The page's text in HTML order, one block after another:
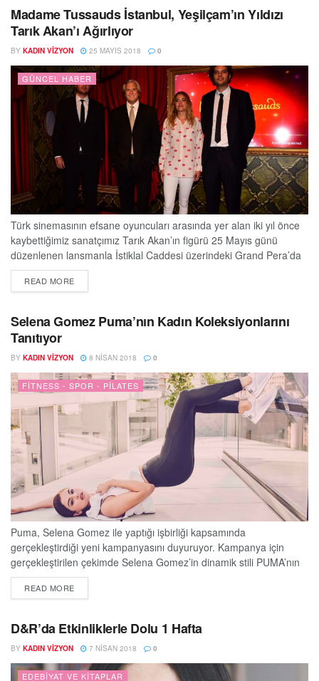
medyasında çok...
Madame Tussauds İstanbul, Yeşilçam’ın Yıldızı
Tarık Akan’ı Ağırlıyor
BY KADIN VIZYON 25 MAYIS 2018 0
GÜNCEL HABER
Türk sinemasının efsane oyuncuları arasında yer alan iki yıl önce
kaybettiğimiz sanatçımız Tarık Akan’ın figürü 25 Mayıs günü
düzenlenen lansmanla İstiklal Caddesi üzerindeki Grand Pera’da
bulunan Madame Tussauds İstanbul’daki yerini aldı. Sanatçının
çocukları Barış Üregül, Özgür Üregül ve Özlem Üregül’ün
sahne oldu. Tarık Akan’ın hayattayken yakın dostu olan oyuncu...
READ MOREDETAILS
Selena Gomez Puma’nın Kadın Koleksiyonlarını
Tanıtıyor
BY KADIN VIZYON 8 NISAN 2018 0
FITNESS - SPOR - PILATES
Puma, Selena Gomez ile yaptığı işbirliği kapsamında
gerçekleştirdiği yeni kampanyasını duyuruyor. Kampanya için
gerçekleştirilen çekimde Selena Gomez’in dinamik stili PUMA’nın
kadınlar için özel olarak tasarlanan PUMA IGNITE Flash
ayakkabıları ile buluşuyor. Selena Gomez bir binanın en üst
tamamlayan kıyafetleri ile göz dolduruyor. “Kendin olmak için sen
ol. Bu Sensin.” sloganı ile yola...
READ MOREDETAILS
D&R’da Etkinliklerle Dolu 1 Hafta
BY KADIN VIZYON 7 NISAN 2018 0
EDEBIYAT VE KITAPLAR